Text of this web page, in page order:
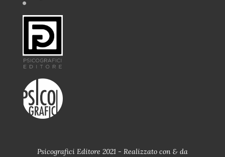
Psicografici Editore 2021 - Realizzato con & da